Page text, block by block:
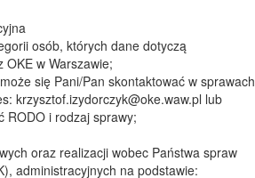
osób, których dane dotyczą
w Warszawie;
się Pani/Pan skontaktować w sprawach
krzysztof.izydorczyk@oke.waw.pl lub
RODO i rodzaj sprawy;
oraz realizacji wobec Państwa spraw
administracyjnych na podstawie: